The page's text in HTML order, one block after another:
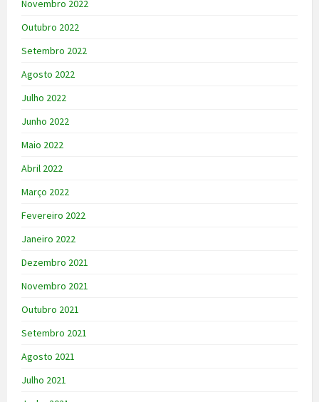
Novembro 2022
Outubro 2022
Setembro 2022
Agosto 2022
Julho 2022
Junho 2022
Maio 2022
Abril 2022
Março 2022
Fevereiro 2022
Janeiro 2022
Dezembro 2021
Novembro 2021
Outubro 2021
Setembro 2021
Agosto 2021
Julho 2021